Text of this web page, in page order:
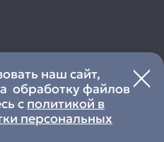
наш сайт,
обработку файлов
с политикой в
персональных
«АКОН» осуществляется
ТД» и ООО «АК-ЮГ»